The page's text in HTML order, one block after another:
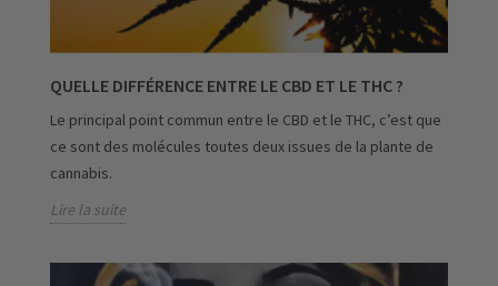
QUELLE DIFFÉRENCE ENTRE LE CBD ET LE THC ?
Le principal point commun entre le CBD et le THC, c’est que
ce sont des molécules toutes deux issues de la plante de
cannabis.
Lire la suite